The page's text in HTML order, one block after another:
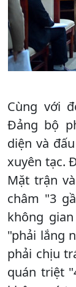
Cùng với
Đảng bộ
diện và
xuyên tạc.
Mặt trận
châm "3
không
"phải lắng
phải chịu
quán triệt